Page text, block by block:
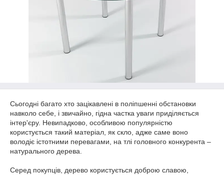
Сьогодні багато хто зацікавлені в поліпшенні обстановки
навколо себе, і звичайно, гідна частка уваги приділяється
інтер'єру. Невипадково, особливою популярністю
користується такий матеріал, як скло, адже саме воно
володіє істотними перевагами, на тлі головного конкурента –
натурального дерева.
Серед покупців, дерево користується доброю славою,